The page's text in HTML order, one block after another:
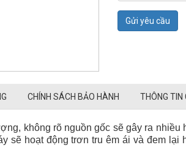
Gửi yêu cầu
CHÍNH SÁCH BẢO HÀNH THÔNG TIN
không rõ nguồn gốc sẽ gây ra
sẽ hoạt động trơn tru êm ái và đem